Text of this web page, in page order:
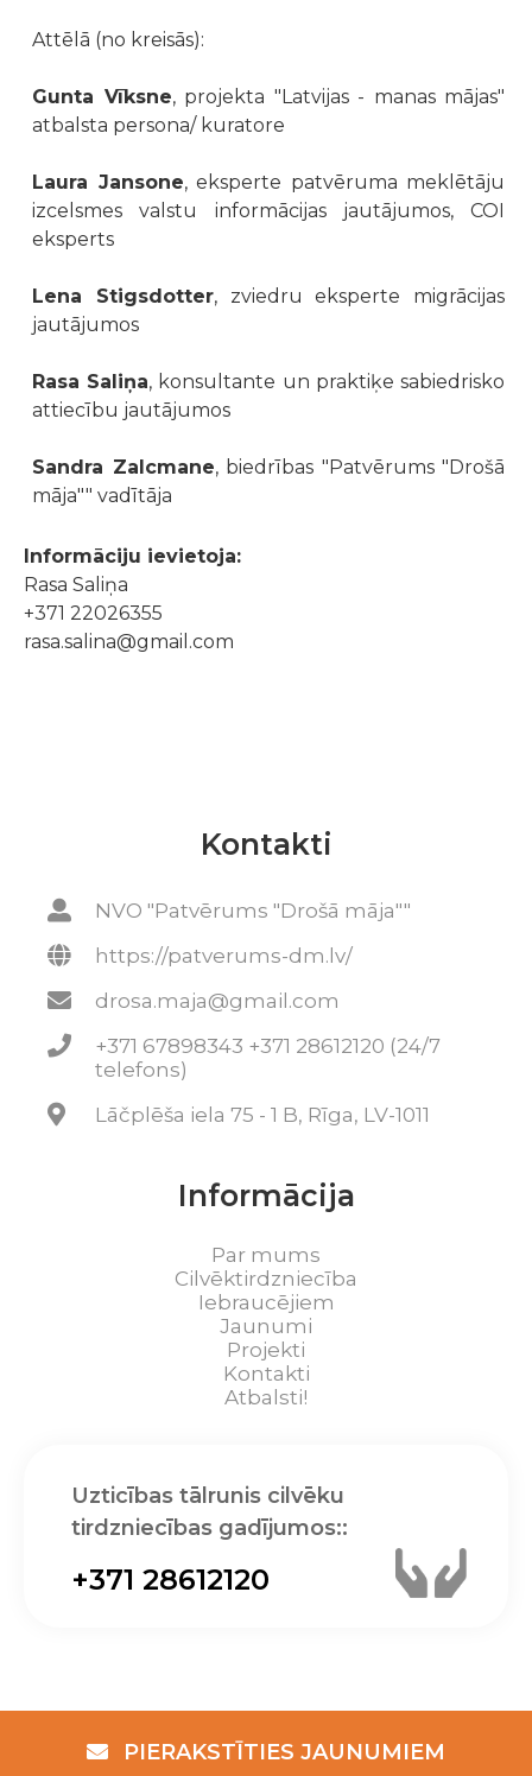
Attēlā (no kreisās):
Gunta Vīksne, projekta "Latvijas - manas mājas"
atbalsta persona/ kuratore
Laura Jansone, eksperte patvēruma meklētāju
izcelsmes valstu informācijas jautājumos, COI
eksperts
Lena Stigsdotter, zviedru eksperte migrācijas
jautājumos
Rasa Saliņa, konsultante un praktiķe sabiedrisko
attiecību jautājumos
Sandra Zalcmane, biedrības "Patvērums "Drošā
māja"" vadītāja
Informāciju ievietoja:
Rasa Saliņa
+371 22026355
rasa.salina@gmail.com
Kontakti
NVO "Patvērums "Drošā māja""
https://patverums-dm.lv/
drosa.maja@gmail.com
+371 67898343 +371 28612120 (24/7
telefons)
Lāčplēša iela 75 - 1 B, Rīga, LV-1011
Informācija
Par mums
Cilvēktirdzniecība
Iebraucējiem
Jaunumi
Projekti
Kontakti
Atbalsti!
Uzticības tālrunis cilvēku
tirdzniecības gadījumos::
+371 28612120
PIERAKSTĪTIES JAUNUMIEM